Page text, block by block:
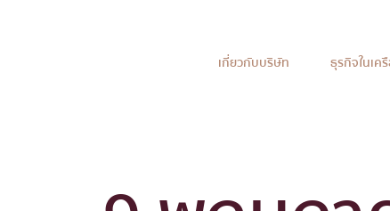
เกี่ยวกับบริษัท ธุรกิจในเค